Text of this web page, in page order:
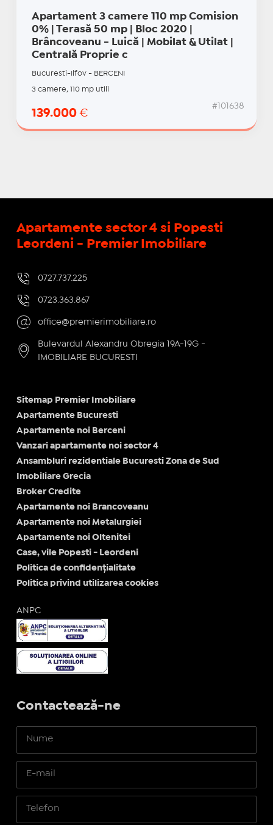
Apartament 3 camere 110 mp Comision
0% | Terasă 50 mp | Bloc 2020 |
Brâncoveanu - Luică | Mobilat & Utilat |
Centrală Proprie c
Bucuresti-Ilfov - BERCENI
3 camere, 110 mp utili
139.000 €
#101638
Apartamente sector 4 si Popesti
Leordeni - Premier Imobiliare
0727.737.225
0723.363.867
office@premierimobiliare.ro
Bulevardul Alexandru Obregia 19A-19G -
IMOBILIARE BUCURESTI
Sitemap Premier Imobiliare
Apartamente Bucuresti
Apartamente noi Berceni
Vanzari apartamente noi sector 4
Ansambluri rezidentiale Bucuresti Zona de Sud
Imobiliare Grecia
Broker Credite
Apartamente noi Brancoveanu
Apartamente noi Metalurgiei
Apartamente noi Oltenitei
Case, vile Popesti - Leordeni
Politica de confidențialitate
Politica privind utilizarea cookies
ANPC
Contactează-ne